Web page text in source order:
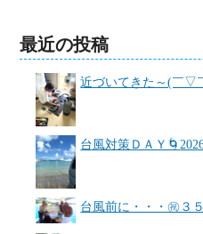
最近の投稿
近づいてきた～(￣▽
台風対策ＤＡＹ🌀
台風前に・・・㊗３